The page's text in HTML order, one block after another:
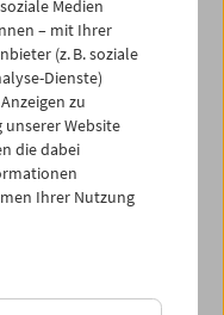
Medien
– mit Ihrer
(z. B. soziale
Dienste)
zu
Website
die dabei
Ihrer Nutzung